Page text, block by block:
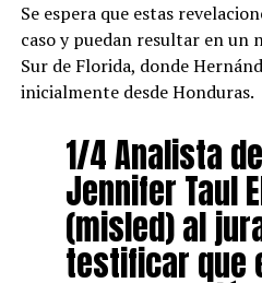
Se espera que estas
caso y puedan resultar en un
Sur de Florida, donde
inicialmente desde Honduras.
1/4 Analista
Jennifer Taul
(misled) al
testificar que